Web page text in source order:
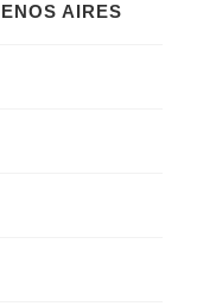
AIRES